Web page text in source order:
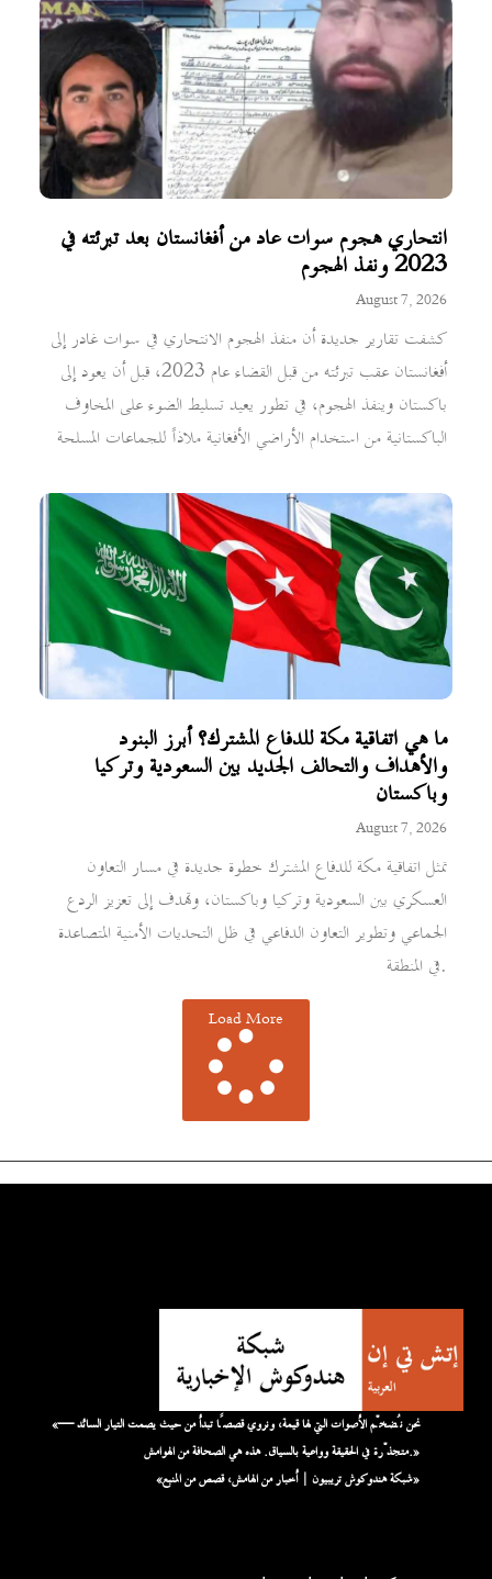
انتحاري هجوم سوات عاد من أفغانستان بعد تبرئته في
2023 ونفذ الهجوم
August 7, 2026
كشفت تقارير جديدة أن منفذ الهجوم الانتحاري في سوات غادر إلى
أفغانستان عقب تبرئته من قبل القضاء عام 2023، قبل أن يعود إلى
باكستان وينفذ الهجوم، في تطور يعيد تسليط الضوء على المخاوف
الباكستانية من استخدام الأراضي الأفغانية ملاذاً للجماعات المسلحة
ما هي اتفاقية مكة للدفاع المشترك؟ أبرز البنود
والأهداف والتحالف الجديد بين السعودية وتركيا
وباكستان
August 7, 2026
تمثل اتفاقية مكة للدفاع المشترك خطوة جديدة في مسار التعاون
العسكري بين السعودية وتركيا وباكستان، وتهدف إلى تعزيز الردع
الجماعي وتطوير التعاون الدفاعي في ظل التحديات الأمنية المتصاعدة
في المنطقة.
Load More
«نحن نُضخّم الأصوات التي لها قيمة، ونروي قصصًا تبدأ من حيث يصمت التيار السائد —
متجذّرة في الحقيقة وواعية بالسياق. هذه هي الصحافة من الهوامش.»
«شبكة هندوكوش تريبيون | أخبار من الهامش، قصص من المنبع»